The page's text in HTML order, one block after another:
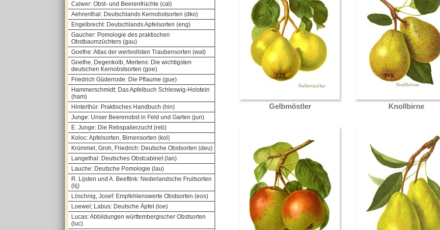
Calwer: Obst- und Beerenfrüchte (cal)
Aehrenthal: Deutschlands Kernobstsorten (dko)
Engelbrecht: Deutschlands Apfelsorten (eng)
Gaucher: Pomologie des praktischen
Obstbaumzüchters (gau)
Goethe: Atlas der wertvollsten Traubensorten (wat)
Goethe, Degenkolb, Mertens: Die wichtigsten
deutschen Kernobstsorten (goe)
Friedrich Güderrode: Die Pflaume (gue)
Hammerschmidt: Das Apfelbuch Schleswig-Holstein
(ham)
Hinterthür: Praktisches Handbuch (hin)
Junge: Unser Beerenobst in Feld und Garten (jun)
E. Junge: Die Rebspalierzucht (reb)
Koloc: Apfelsorten, Birnensorten (kol)
Krümmel, Groh, Friedrich: Deutsche Obstsorten (deu)
Langethal: Deutsches Obstcabinet (lan)
Lauche: Deutsche Pomologie (lau)
R. Lijsten und A. Beeftink: Nederlandsche Fruitsorten
(lij)
Löschnig, Josef: Empfehlenswerte Obstsorten (eos)
Loewel; Labus: Deutsche Äpfel (loe)
Lucas: Abbildungen württembergischer Obstsorten
(luc)
Gelbmöstler Knollbirne